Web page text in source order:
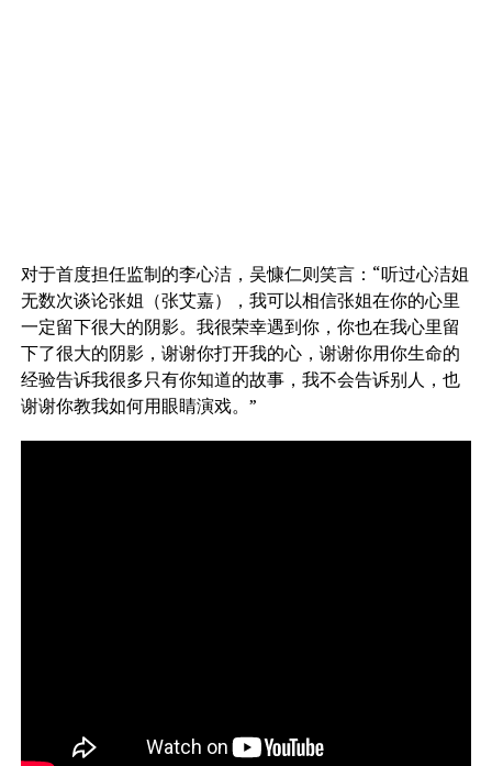
对于首度担任监制的李心洁，吴慷仁则笑言：“听过心洁姐
无数次谈论张姐（张艾嘉），我可以相信张姐在你的心里
一定留下很大的阴影。我很荣幸遇到你，你也在我心里留
下了很大的阴影，谢谢你打开我的心，谢谢你用你生命的
经验告诉我很多只有你知道的故事，我不会告诉别人，也
谢谢你教我如何用眼睛演戏。”